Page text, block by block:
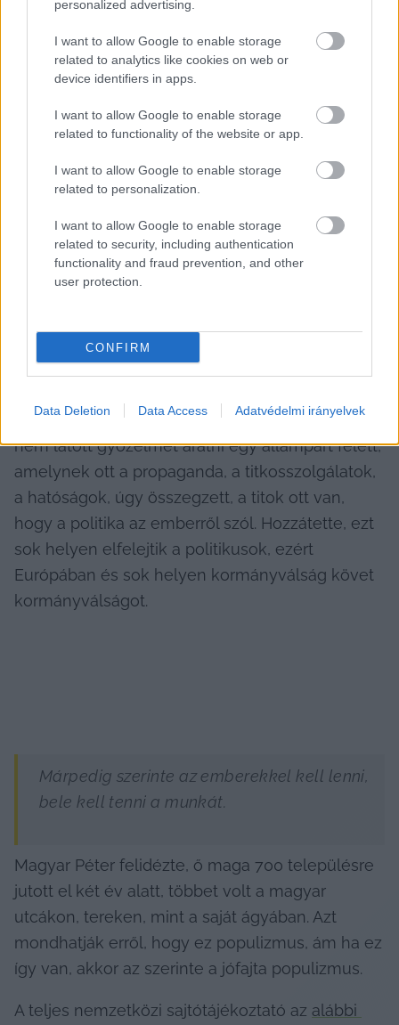
personalized advertising.
I want to allow Google to enable storage
related to analytics like cookies on web or
device identifiers in apps.
I want to allow Google to enable storage
related to functionality of the website or app.
I want to allow Google to enable storage
related to personalization.
I want to allow Google to enable storage
related to security, including authentication
functionality and fraud prevention, and other
user protection.
CONFIRM
Data Deletion Data Access Adatvédelmi irányelvek
Mindent el fognak követni, hogy a jogállamot, a
plurális demokráciát, a fékek és ellensúlyok
rendszerét visszaállítsák, hiszen erre adtak
felhatalmazást a magyar emberek. A Tisza-
kormány úgy fog működni, hogy közösen az
emberekkel fog döntéseket hozni, ez jelenthet
akár népszavazást, de online kérdőíveket is,
valódi kérdésekkel.
Magyar Péter arról szólva, mi a titka annak, hogy
önkéntesekkel tudta felvenni a harcot és soha
nem látott győzelmet aratni egy állampárt felett,
amelynek ott a propaganda, a titkosszolgálatok,
a hatóságok, úgy összegzett, a titok ott van,
hogy a politika az emberről szól. Hozzátette, ezt
sok helyen elfelejtik a politikusok, ezért
Európában és sok helyen kormányválság követ
kormányválságot.
Márpedig szerinte az emberekkel kell lenni,
bele kell tenni a munkát.
Magyar Péter felidézte, ő maga 700 településre
jutott el két év alatt, többet volt a magyar
utcákon, tereken, mint a saját ágyában. Azt
mondhatják erről, hogy ez populizmus, ám ha ez
így van, akkor az szerinte a jófajta populizmus.
A teljes nemzetközi sajtótájékoztató az alábbi